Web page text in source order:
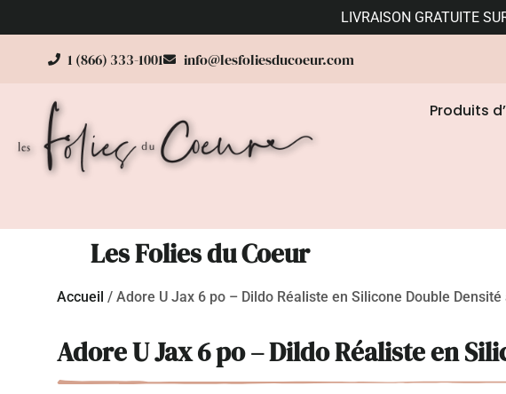
LIVRAISON GRATUITE
1 (866) 333-1001 info@lesfoliesducoeur.com
Produits
Les Folies du Coeur
Accueil / Adore U Jax 6 po – Dildo Réaliste en Silicone Double
Adore U Jax 6 po – Dildo Réaliste en